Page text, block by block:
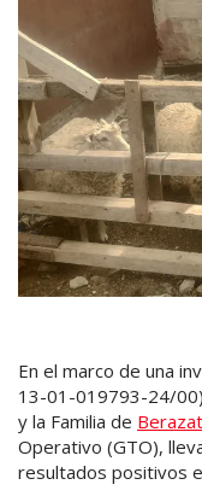
En el marco de una
13-01-019793-24/
y la Familia de
Operativo (GTO),
resultados positivos